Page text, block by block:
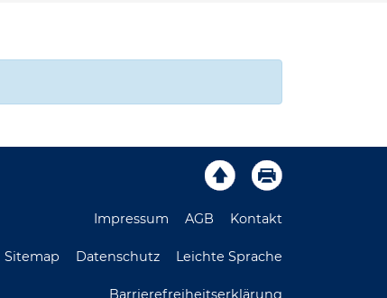
Impressum AGB Kontakt
Sitemap Datenschutz Leichte Sprache
Barrierefreiheitserklärung